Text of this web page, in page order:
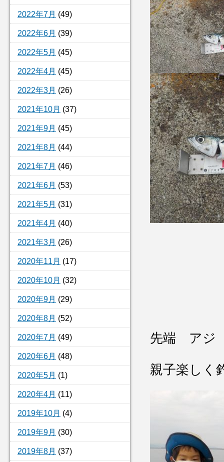
2022年7月 (49)
2022年6月 (39)
2022年5月 (45)
2022年4月 (45)
2022年3月 (26)
2021年10月 (37)
2021年9月 (45)
2021年8月 (44)
2021年7月 (46)
2021年6月 (53)
2021年5月 (31)
2021年4月 (40)
2021年3月 (26)
2020年11月 (17)
2020年10月 (32)
2020年9月 (29)
2020年8月 (52)
2020年7月 (49)
2020年6月 (48)
2020年5月 (1)
2020年4月 (11)
2019年10月 (4)
2019年9月 (30)
2019年8月 (37)
先端 アジ
親子楽しく